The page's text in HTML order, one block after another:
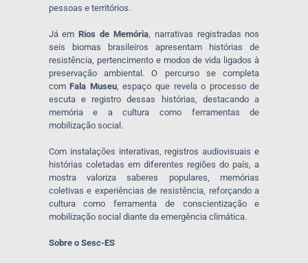
pessoas e territórios.
Já emRios de Memória, narrativas registradas nos
seis biomas brasileiros apresentam histórias de
resistência, pertencimento e modos de vida ligados à
preservação ambiental. O percurso se completa
comFala Museu, espaço que revela o processo de
escuta e registro dessas histórias, destacando a
memória e a cultura como ferramentas de
mobilização social.
Com instalações interativas, registros audiovisuais e
histórias coletadas em diferentes regiões do país, a
mostra valoriza saberes populares, memórias
coletivas e experiências de resistência, reforçando a
cultura como ferramenta de conscientização e
mobilização social diante da emergência climática.
Sobre o Sesc-ES